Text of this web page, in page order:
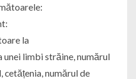
la
unei limbi străine, numărul
cetățenia, numărul de